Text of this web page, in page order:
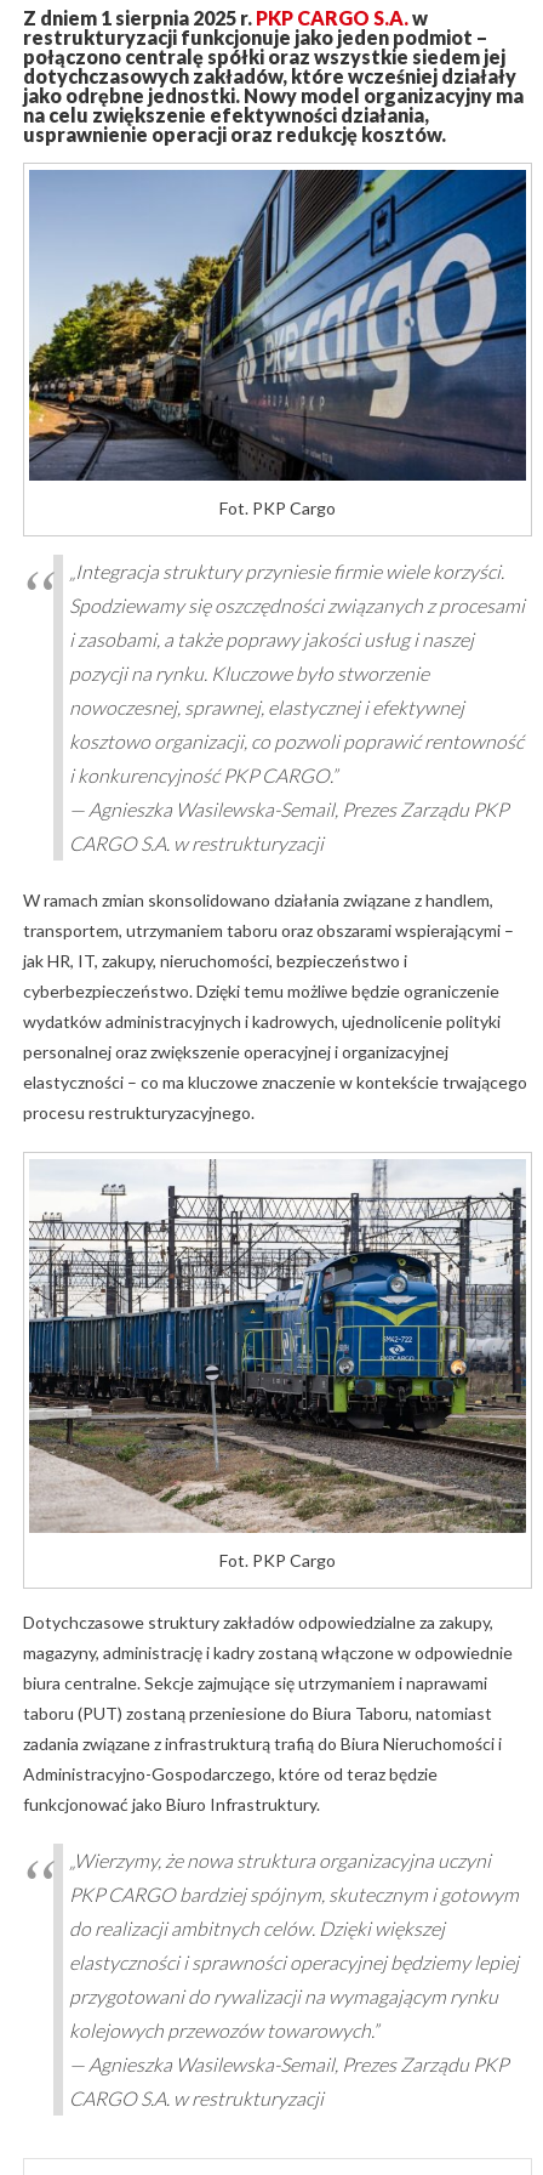
Z dniem 1 sierpnia 2025 r. PKP CARGO S.A.w
restrukturyzacji funkcjonuje jako jeden podmiot –
połączono centralę spółki oraz wszystkie siedem jej
dotychczasowych zakładów, które wcześniej działały
jako odrębne jednostki. Nowy model organizacyjny ma
na celu zwiększenie efektywności działania,
usprawnienie operacji oraz redukcję kosztów.
Fot. PKP Cargo
„Integracja struktury przyniesie firmie wiele korzyści.
Spodziewamy się oszczędności związanych z procesami
i zasobami, a także poprawy jakości usług i naszej
pozycji na rynku. Kluczowe było stworzenie
nowoczesnej, sprawnej, elastycznej i efektywnej
kosztowo organizacji, co pozwoli poprawić rentowność
i konkurencyjność PKP CARGO.”
— Agnieszka Wasilewska-Semail, Prezes Zarządu PKP
CARGO S.A. w restrukturyzacji
W ramach zmian skonsolidowano działania związane z handlem,
transportem, utrzymaniem taboru oraz obszarami wspierającymi –
jak HR, IT, zakupy, nieruchomości, bezpieczeństwo i
cyberbezpieczeństwo. Dzięki temu możliwe będzie ograniczenie
wydatków administracyjnych i kadrowych, ujednolicenie polityki
personalnej oraz zwiększenie operacyjnej i organizacyjnej
elastyczności – co ma kluczowe znaczenie w kontekście trwającego
procesu restrukturyzacyjnego.
Fot. PKP Cargo
Dotychczasowe struktury zakładów odpowiedzialne za zakupy,
magazyny, administrację i kadry zostaną włączone w odpowiednie
biura centralne. Sekcje zajmujące się utrzymaniem i naprawami
taboru (PUT) zostaną przeniesione do Biura Taboru, natomiast
zadania związane z infrastrukturą trafią do Biura Nieruchomości i
Administracyjno-Gospodarczego, które od teraz będzie
funkcjonować jako Biuro Infrastruktury.
„Wierzymy, że nowa struktura organizacyjna uczyni
PKP CARGO bardziej spójnym, skutecznym i gotowym
do realizacji ambitnych celów. Dzięki większej
elastyczności i sprawności operacyjnej będziemy lepiej
przygotowani do rywalizacji na wymagającym rynku
kolejowych przewozów towarowych.”
— Agnieszka Wasilewska-Semail, Prezes Zarządu PKP
CARGO S.A. w restrukturyzacji